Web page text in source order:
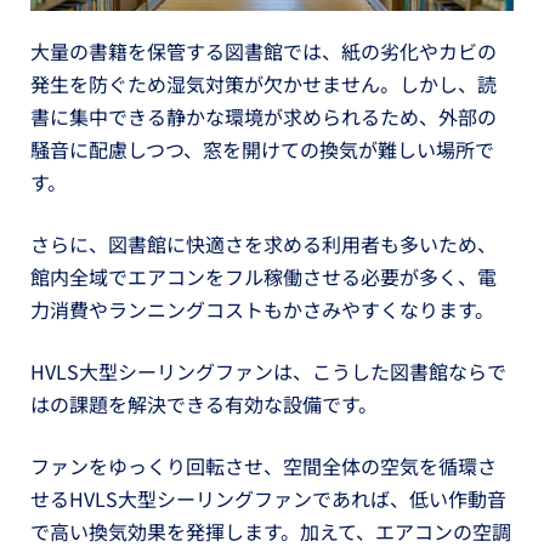
大量の書籍を保管する図書館では、紙の劣化やカビの
発生を防ぐため湿気対策が欠かせません。しかし、読
書に集中できる静かな環境が求められるため、外部の
騒音に配慮しつつ、窓を開けての換気が難しい場所で
す。
さらに、図書館に快適さを求める利用者も多いため、
館内全域でエアコンをフル稼働させる必要が多く、電
力消費やランニングコストもかさみやすくなります。
HVLS大型シーリングファンは、こうした図書館ならで
はの課題を解決できる有効な設備です。
ファンをゆっくり回転させ、空間全体の空気を循環さ
せるHVLS大型シーリングファンであれば、低い作動音
で高い換気効果を発揮します。加えて、エアコンの空調